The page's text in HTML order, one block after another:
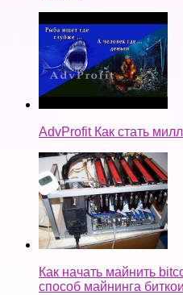
AdvProfit Как стать
Как начать майнить
способ майнинга